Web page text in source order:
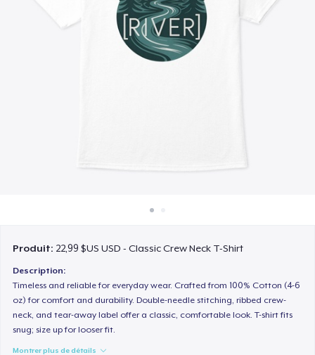
Vendez partout
Vendre n'importe quoi
Produit: 22,99 $US USD - Classic Crew Neck T-Shirt
Description:
Timeless and reliable for everyday wear. Crafted from 100% Cotton (4-6
oz) for comfort and durability. Double-needle stitching, ribbed crew-
neck, and tear-away label offer a classic, comfortable look. T-shirt fits
snug; size up for looser fit.
Montrer plus de détails